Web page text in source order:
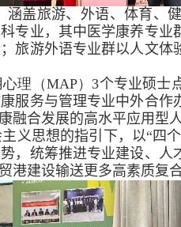
涵盖旅游、 外语、体育、
专业，其中医学康养专业
旅游外语专业群以人文体
理（MAP）3个专业硕士
服务与管理专业中外合作
合发展的高水平应用型
义思想的指引下，以“四个
，统筹推进专业建设、
建设输送更多高素质复合